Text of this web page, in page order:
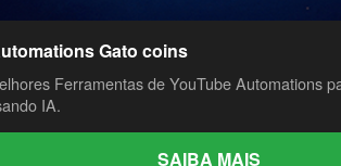
Gato coins
Ferramentas de YouTube Automations
IA.
SAIBA MAIS